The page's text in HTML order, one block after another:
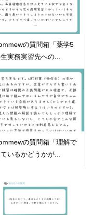
の質問箱「薬学5
実務実習先への...
の質問箱「理解で
いるかどうかが...